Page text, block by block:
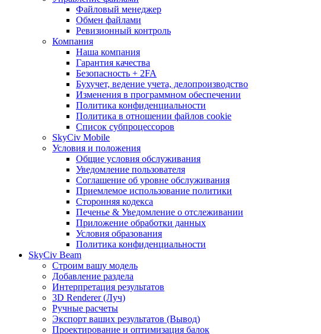
Файловый менеджер
Обмен файлами
Ревизионный контроль
Компания
Наша компания
Гарантия качества
Безопасность + 2FA
Бухучет, ведение учета, делопроизводство
Изменения в программном обеспечении
Политика конфиденциальности
Политика в отношении файлов cookie
Список субпроцессоров
SkyCiv Mobile
Условия и положения
Общие условия обслуживания
Уведомление пользователя
Соглашение об уровне обслуживания
Приемлемое использование политики
Сторонняя кодекса
Печенье & Уведомление о отслеживании
Приложение обработки данных
Условия образования
Политика конфиденциальности
SkyCiv Beam
Строим вашу модель
Добавление раздела
Интерпретация результатов
3D Renderer (Луч)
Ручные расчеты
Экспорт ваших результатов (Вывод)
Проектирование и оптимизация балок